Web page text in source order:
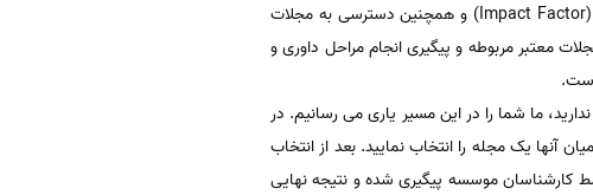
است و نویسنده باید با فرآیند پذیرش مجلات در رتبه علمی ISI، علمی پژوهشی و ISC و نحوه گرفتن ضریب تاثیر (Impact Factor) و همچنین دسترسی به مجلات
معتبر مربوطه و پیگیری انجام مراحل داوری و
ما شما را در این مسیر یاری می رسانیم. در
آنها یک مجله را انتخاب نمایید. بعد از انتخاب
کارشناسان موسسه پیگیری شده و نتیجه نهایی